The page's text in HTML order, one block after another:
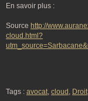
En savoir plus :
Source http://
cloud.html?
Tags : avocat, cloud , Droit